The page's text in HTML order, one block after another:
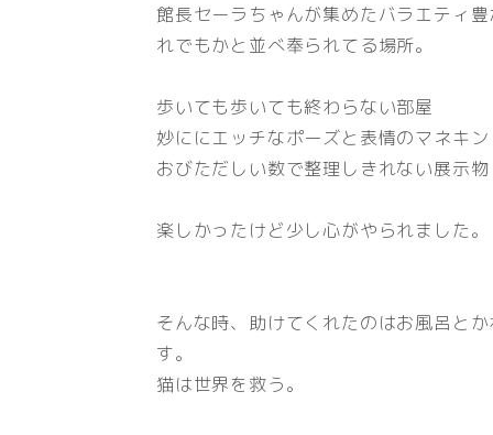
館長セーラちゃんが集めたバラエティ
れでもかと並べ奉られてる場所。
歩いても歩いても終わらない部屋
妙ににエッチなポーズと表情のマネキン
おびただしい数で整理しきれない展示物
楽しかったけど少し心がやられました。
そんな時、助けてくれたのはお風呂と
す。
猫は世界を救う。